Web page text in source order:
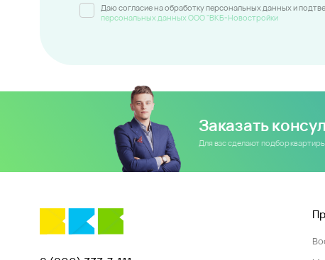
Даю согласие на обработку персональных данных и
персональных данных ООО "ВКБ-Новостройки
Заказать
Для вас сделают подбор